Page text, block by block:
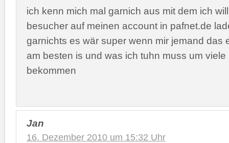
ich kenn mich mal garnich aus mit dem ich
besucher auf meinen account in pafnet.de
garnichts es wär super wenn mir jemand das
am besten is und was ich tuhn muss um
bekommen
Jan
16. Dezember 2010 um 15:32 Uhr